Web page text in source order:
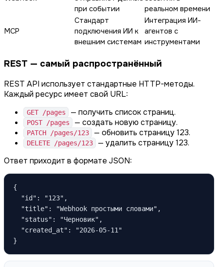
при событии
реальном времени
MCP
Стандарт
подключения ИИ к
внешним системам
Интеграция ИИ-
агентов с
инструментами
REST — самый распространённый
REST API использует стандартные HTTP-методы.
Каждый ресурс имеет свой URL:
GET /pages — получить список страниц.
POST /pages — создать новую страницу.
PATCH /pages/123 — обновить страницу 123.
DELETE /pages/123
— удалить страницу 123.
Ответ приходит в формате JSON:
{
  "id": "123",
  "title": "Webhook простыми словами",
  "status": "Черновик",
  "created_at": "2026-05-11"
}